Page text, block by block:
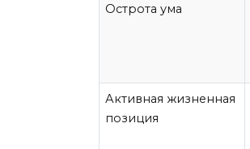
Острота ума
Активная жизненная
позиция